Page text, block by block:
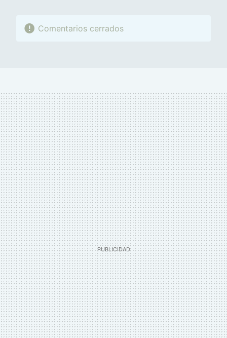
Comentarios cerrados